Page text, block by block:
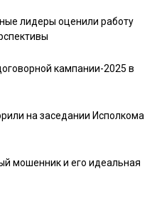
лидеры оценили работу
кампании-2025 в
на заседании Исполкома
мошенник и его идеальная